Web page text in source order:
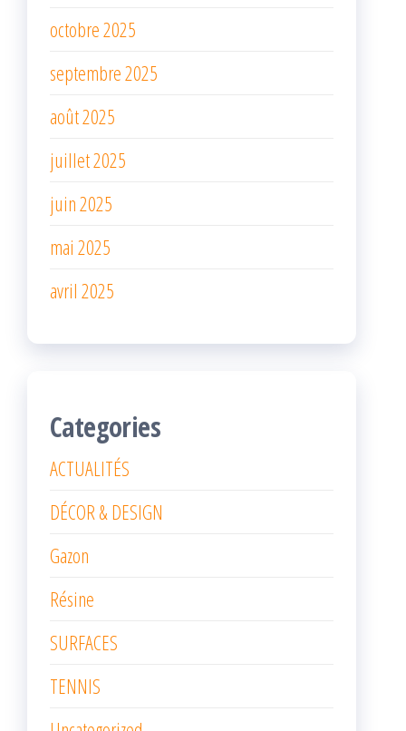
octobre 2025
septembre 2025
août 2025
juillet 2025
juin 2025
mai 2025
avril 2025
Categories
ACTUALITÉS
DÉCOR & DESIGN
Gazon
Résine
SURFACES
TENNIS